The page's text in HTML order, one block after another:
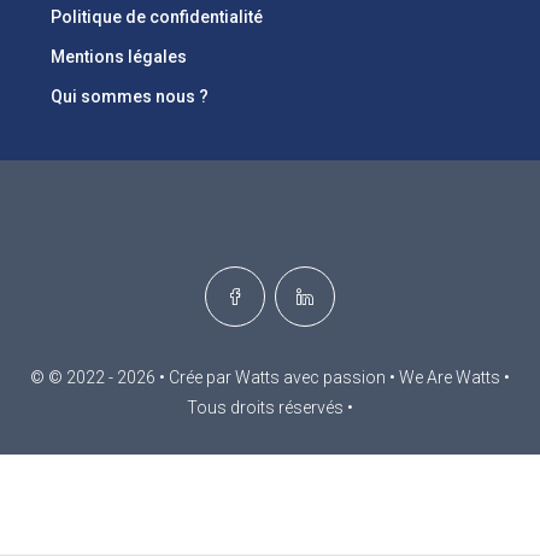
Politique de confidentialité
Mentions légales
Qui sommes nous ?
© © 2022 - 2026 • Crée par Watts avec passion • We Are Watts •
Tous droits réservés •